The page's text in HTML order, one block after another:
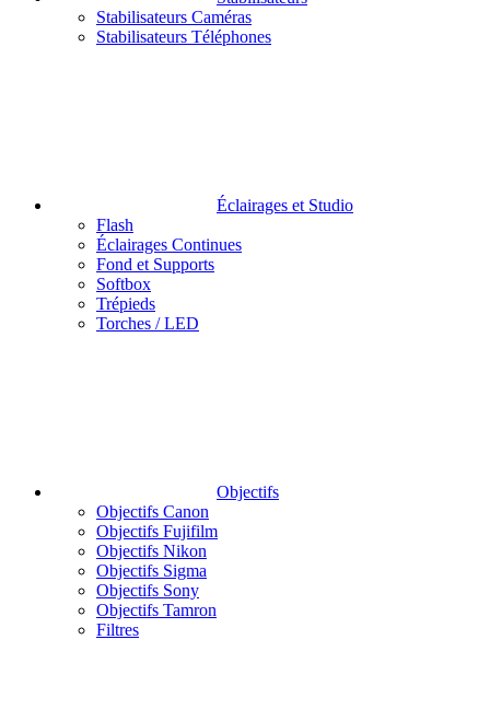
Stabilisateurs Caméras
Stabilisateurs Téléphones
Éclairages et Studio
Flash
Éclairages Continues
Fond et Supports
Softbox
Trépieds
Torches / LED
Objectifs
Objectifs Canon
Objectifs Fujifilm
Objectifs Nikon
Objectifs Sigma
Objectifs Sony
Objectifs Tamron
Filtres